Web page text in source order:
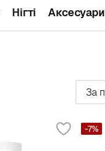
Нігті Аксесуари
-7%